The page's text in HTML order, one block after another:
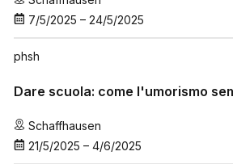
7/5/2025 – 24/5/2025
phsh
Dare scuola: come l'umorismo
Schaffhausen
21/5/2025 – 4/6/2025